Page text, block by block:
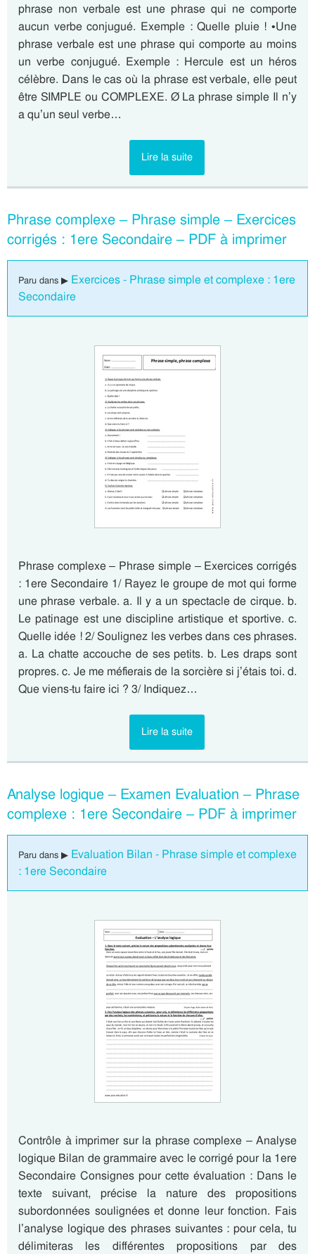
phrase non verbale est une phrase qui ne comporte
aucun verbe conjugué. Exemple : Quelle pluie ! •Une
phrase verbale est une phrase qui comporte au moins
un verbe conjugué. Exemple : Hercule est un héros
célèbre. Dans le cas où la phrase est verbale, elle peut
être SIMPLE ou COMPLEXE. Ø La phrase simple Il n’y
a qu’un seul verbe…
Lire la suite
Phrase complexe – Phrase simple – Exercices
corrigés : 1ere Secondaire – PDF à imprimer
Paru dans ▶ Exercices - Phrase simple et complexe : 1ere
Secondaire
Phrase complexe – Phrase simple – Exercices corrigés
: 1ere Secondaire 1/ Rayez le groupe de mot qui forme
une phrase verbale. a. Il y a un spectacle de cirque. b.
Le patinage est une discipline artistique et sportive. c.
Quelle idée ! 2/ Soulignez les verbes dans ces phrases.
a. La chatte accouche de ses petits. b. Les draps sont
propres. c. Je me méfierais de la sorcière si j’étais toi. d.
Que viens-tu faire ici ? 3/ Indiquez…
Lire la suite
Analyse logique – Examen Evaluation – Phrase
complexe : 1ere Secondaire – PDF à imprimer
Paru dans ▶ Evaluation Bilan - Phrase simple et complexe
: 1ere Secondaire
Contrôle à imprimer sur la phrase complexe – Analyse
logique Bilan de grammaire avec le corrigé pour la 1ere
Secondaire Consignes pour cette évaluation : Dans le
texte suivant, précise la nature des propositions
subordonnées soulignées et donne leur fonction. Fais
l’analyse logique des phrases suivantes : pour cela, tu
délimiteras les différentes propositions par des